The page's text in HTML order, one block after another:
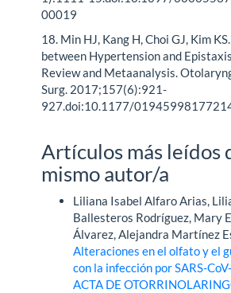
00019
18. Min HJ, Kang H, Choi GJ, Kim
between Hypertension and
Review and Metaanalysis.
Surg. 2017;157(6):921-
927.doi:10.1177/
Artículos más leídos
mismo autor/a
Liliana Isabel Alfaro Arias,
Ballesteros Rodríguez, Mary
Álvarez, Alejandra Martínez
Alteraciones en el olfato y el
con la infección por SARS-
ACTA DE